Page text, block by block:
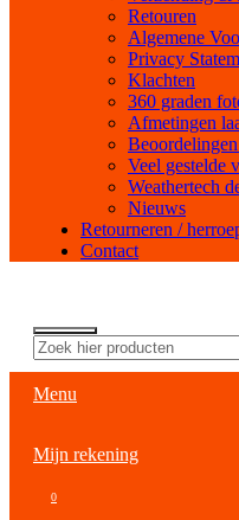
Retouren
Algemene
Privacy
Klachten
360 graden
Afmetingen
Veel gestelde
Weathertech
Nieuws
Retourneren /
Contact
Menu
Mijn rekening
0